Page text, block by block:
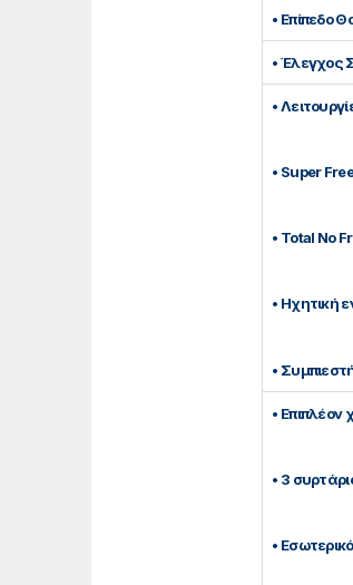
• Επίπεδο
• Έλεγχος
•
• Super
• Total No
• Ηχητική
•
•
• 3
•